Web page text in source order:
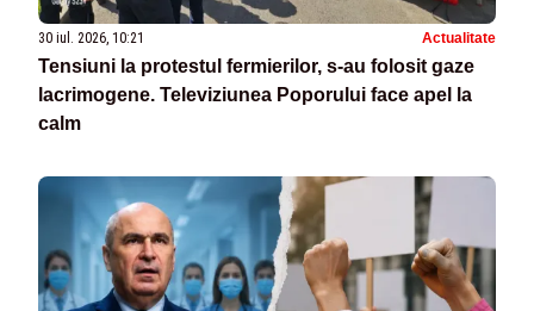
30 iul. 2026, 10:21 Actualitate
Tensiuni la protestul fermierilor, s-au folosit gaze
lacrimogene. Televiziunea Poporului face apel la
calm